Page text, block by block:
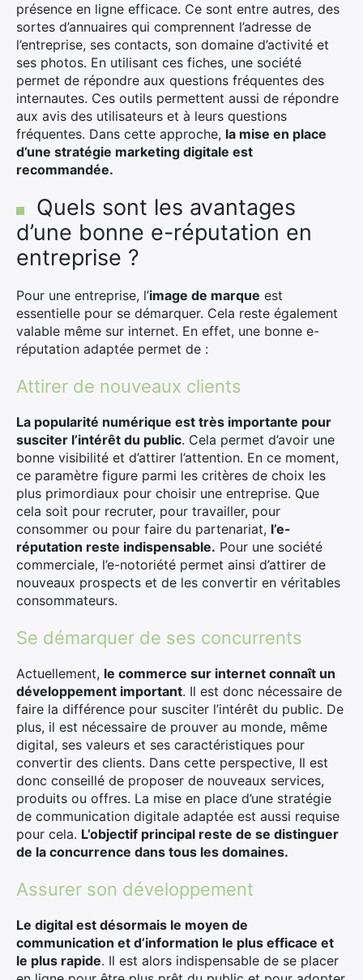
présence en ligne efficace. Ce sont entre autres, des
sortes d’annuaires qui comprennent l’adresse de
l’entreprise, ses contacts, son domaine d’activité et
ses photos. En utilisant ces fiches, une société
permet de répondre aux questions fréquentes des
internautes. Ces outils permettent aussi de répondre
aux avis des utilisateurs et à leurs questions
fréquentes. Dans cette approche, la mise en place
d’une stratégie marketing digitale est
recommandée.
Quels sont les avantages
d’une bonne e-réputation en
entreprise ?
Pour une entreprise, l’image de marque est
essentielle pour se démarquer. Cela reste également
valable même sur internet. En effet, une bonne e-
réputation adaptée permet de :
Attirer de nouveaux clients
La popularité numérique est très importante pour
susciter l’intérêt du public. Cela permet d’avoir une
bonne visibilité et d’attirer l’attention. En ce moment,
ce paramètre figure parmi les critères de choix les
plus primordiaux pour choisir une entreprise. Que
cela soit pour recruter, pour travailler, pour
consommer ou pour faire du partenariat, l’e-
réputation reste indispensable. Pour une société
commerciale, l’e-notoriété permet ainsi d’attirer de
nouveaux prospects et de les convertir en véritables
consommateurs.
Se démarquer de ses concurrents
Actuellement, le commerce sur internet connaît un
développement important. Il est donc nécessaire de
faire la différence pour susciter l’intérêt du public. De
plus, il est nécessaire de prouver au monde, même
digital, ses valeurs et ses caractéristiques pour
convertir des clients. Dans cette perspective, Il est
donc conseillé de proposer de nouveaux services,
produits ou offres. La mise en place d’une stratégie
de communication digitale adaptée est aussi requise
pour cela. L’objectif principal reste de se distinguer
de la concurrence dans tous les domaines.
Assurer son développement
Le digital est désormais le moyen de
communication et d’information le plus efficace et
le plus rapide. Il est alors indispensable de se placer
Rechercher
: